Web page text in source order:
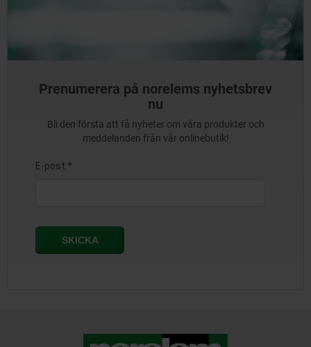
Prenumerera på norelems nyhetsbrev
nu
Bli den första att få nyheter om våra produkter och
meddelanden från vår onlinebutik!